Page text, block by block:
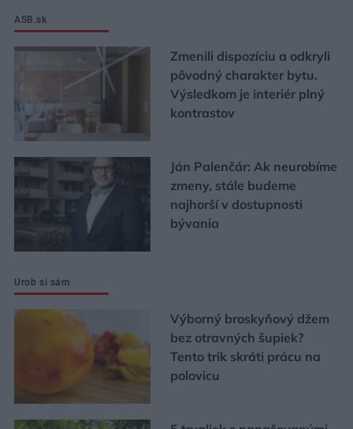
ASB.sk
Zmenili dispozíciu a odkryli
pôvodný charakter bytu.
Výsledkom je interiér plný
kontrastov
Ján Palenčár: Ak neurobíme
zmeny, stále budeme
najhorší v dostupnosti
bývania
Urob si sám
Výborný broskyňový džem
bez otravných šupiek?
Tento trik skráti prácu na
polovicu